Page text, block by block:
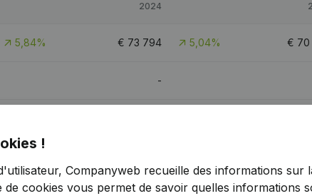
2024
5,84% € 73 794 5,04% € 70
-
!
Companyweb recueille des informations sur
de cookies vous permet de savoir quelles informations